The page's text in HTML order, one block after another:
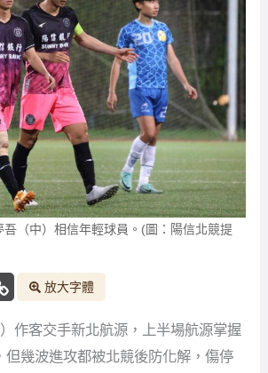
吾（中）相信年輕球員。(圖：陽信北競提
放大字體
作客交手新北航源，上半場航源掌握
但幾波進攻都被北競後防化解，傷停